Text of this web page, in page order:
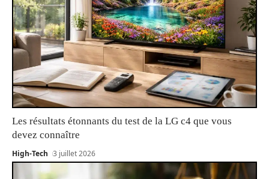
Les résultats étonnants du test de la LG c4 que vous
devez connaître
High-Tech 3 juillet 2026